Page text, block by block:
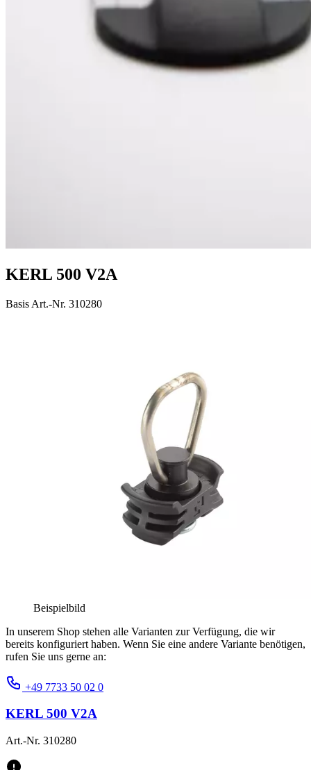
KERL 500 V2A
Basis Art.-Nr. 310280
Beispielbild
In unserem Shop stehen alle Varianten zur Verfügung, die wir
bereits konfiguriert haben. Wenn Sie eine andere Variante benötigen,
rufen Sie uns gerne an:
+49 7733 50 02 0
KERL 500 V2A
Art.-Nr. 310280